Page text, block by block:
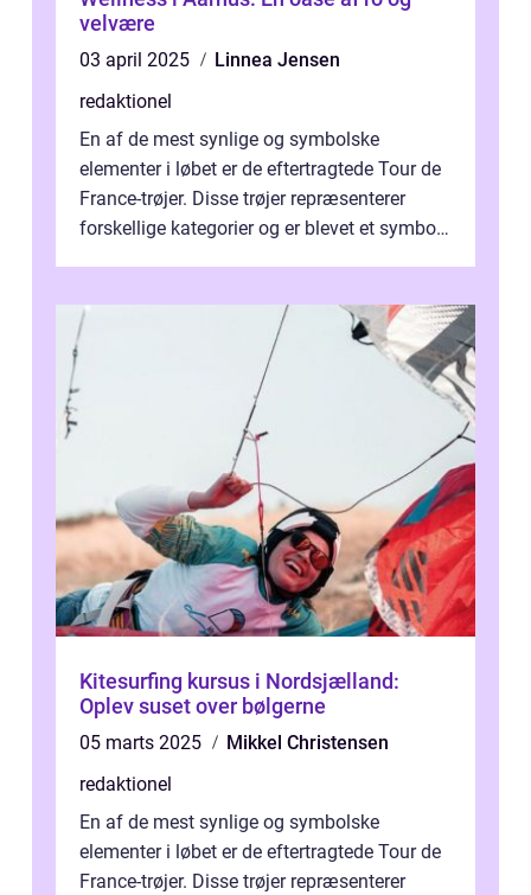
velvære
03 april 2025
Linnea Jensen
redaktionel
En af de mest synlige og symbolske
elementer i løbet er de eftertragtede Tour de
France-trøjer. Disse trøjer repræsenterer
forskellige kategorier og er blevet et symbol
Kitesurfing kursus i Nordsjælland:
Oplev suset over bølgerne
05 marts 2025
Mikkel Christensen
redaktionel
En af de mest synlige og symbolske
elementer i løbet er de eftertragtede Tour de
France-trøjer. Disse trøjer repræsenterer